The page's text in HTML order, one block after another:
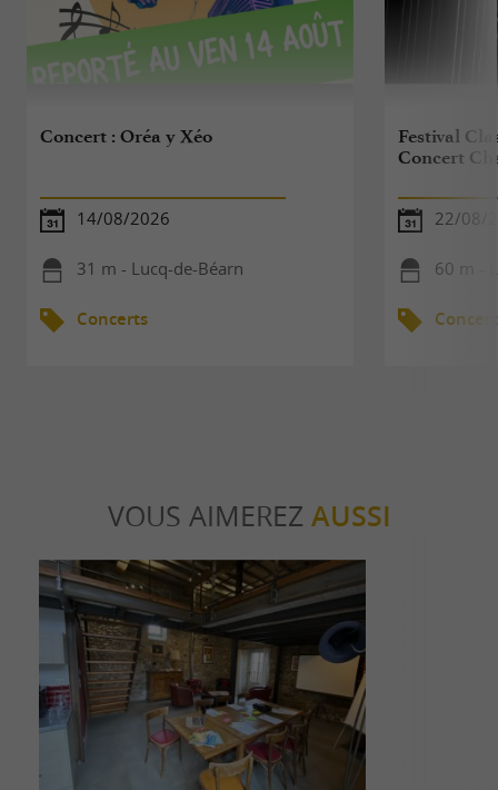
Concert : Oréa y Xéo
14/08/2026
31 m - Lucq-de-Béarn
Concerts
Festival
Concert
22/08/
60 m -
VOUS AIMEREZ AUSSI